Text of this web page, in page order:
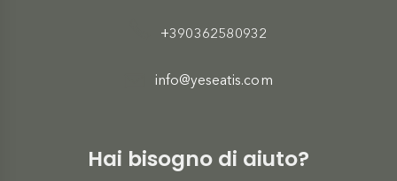
+390362580932
info@yeseatis.com
Hai bisogno di aiuto?